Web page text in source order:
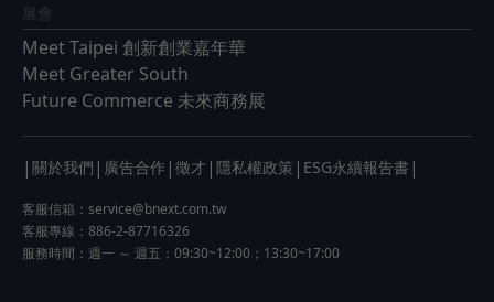
展會
Meet Taipei 創新創業嘉年華
Meet Greater South
Future Commerce 未來商務展
| 關於我們 | 廣告合作 | 徵才 | 隱私權政策 | ESG永續報告書 |
客服信箱： service@bnext.com.tw
客服專線：886-2-87716326
服務時間：週一 ～ 週五：09:30~12:00；13:30~17:00